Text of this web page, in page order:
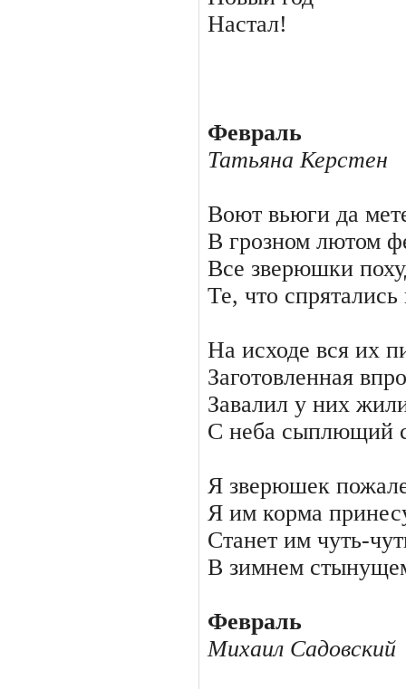
Настал!
Февраль
Татьяна Керстен
Воют вьюги да
В грозном лютом
Все зверюшки
Те, что спрятались
На исходе вся их
Заготовленная
Завалил у них
С неба сыплющий
Я зверюшек
Я им корма
Станет им чуть-
В зимнем
Февраль
Михаил Садовский